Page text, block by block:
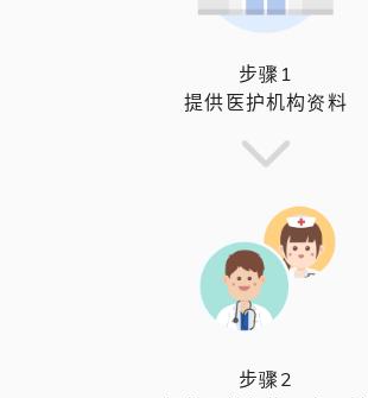
步骤1
提供医护机构资料
步骤2